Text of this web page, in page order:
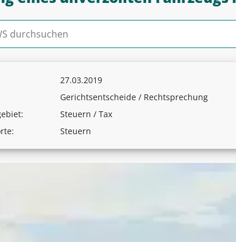
27.03.2019
Gerichtsentscheide / Rechtsprechung
Steuern / Tax
Steuern